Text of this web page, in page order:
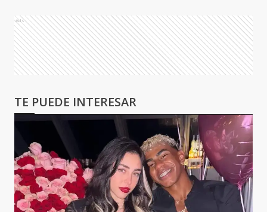
Ads
TE PUEDE INTERESAR